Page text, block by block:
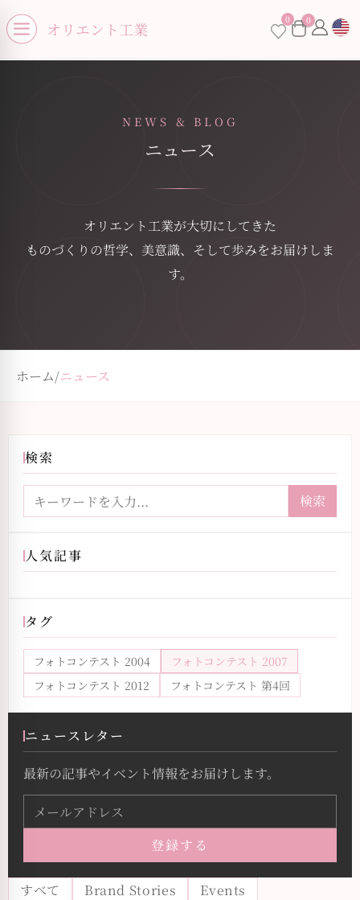
Open menu
オリエント工業 0 0
menu
NEWS & BLOG
ニュース
オリエント工業が大切にしてきた
ものづくりの哲学、美意識、そして歩みをお届けしま
す。
ホーム/ニュース
すべて Brand Stories
Events
検索
検索
人気記事
タグ
フォトコンテスト 2004
フォトコンテスト 2007
フォトコンテスト 2012
フォトコンテスト 第4回
ニュースレター
最新の記事やイベント情報をお届けします。
登録する